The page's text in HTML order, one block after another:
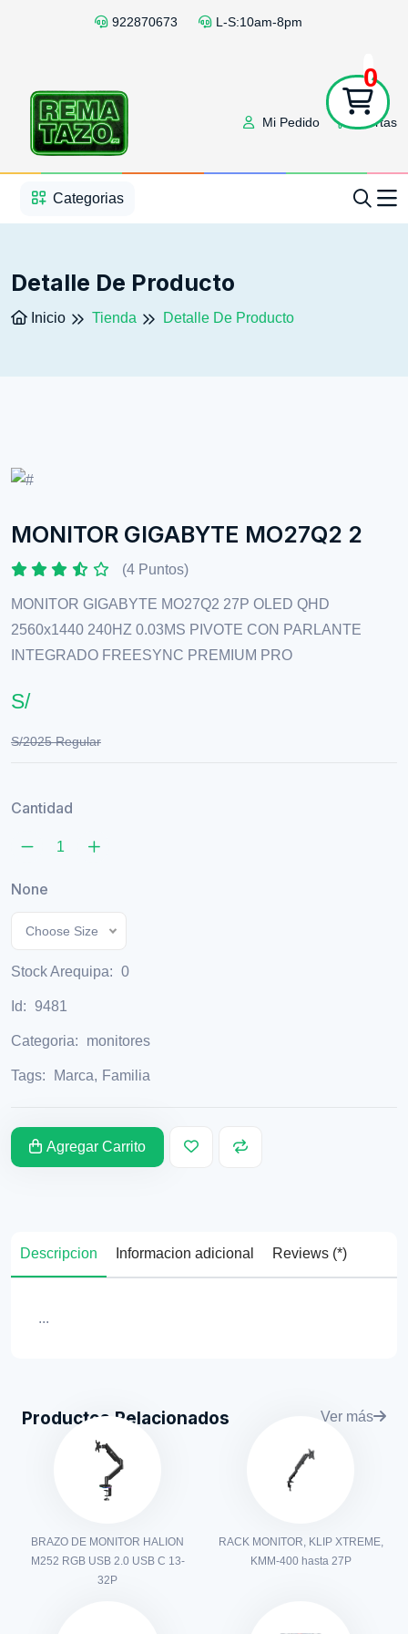
922870673 L-S:10am-8pm
Mi Pedido Ofertas
0
Categorias
Detalle De Producto
Inicio Tienda Detalle De Producto
MONITOR GIGABYTE MO27Q2 2
(4 Puntos)
MONITOR GIGABYTE MO27Q2 27P OLED QHD
2560x1440 240HZ 0.03MS PIVOTE CON PARLANTE
INTEGRADO FREESYNC PREMIUM PRO
S/
S/2025 Regular
Cantidad
None
Choose Size
Stock Arequipa: 0
Id: 9481
Categoria: monitores
Tags: Marca, Familia
Agregar Carrito
Descripcion Informacion adicional Reviews (*)
...
Productos Relacionados Ver más
BRAZO DE MONITOR HALION
M252 RGB USB 2.0 USB C 13-
32P
RACK MONITOR, KLIP XTREME,
KMM-400 hasta 27P